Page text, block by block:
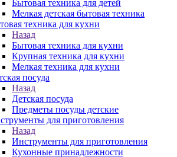
Бытовая техника для детей
Мелкая детская бытовая техника
техника для кухни
Назад
Бытовая техника для кухни
Крупная техника для кухни
Мелкая техника для кухни
посуда
Назад
Детская посуда
Предметы посуды детские
для приготовления
Назад
Инструменты для приготовления
Кухонные принадлежности